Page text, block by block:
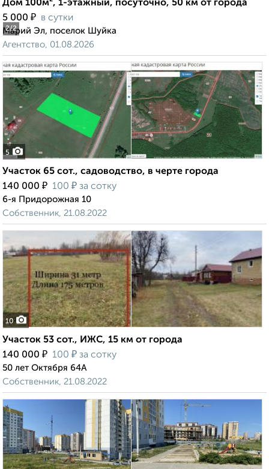
2/2
Дом 100м², 1-этажный, посуточно, 50 км от города
5 000 ₽ в сутки
Марий Эл, поселок Шуйка
Агентство, 01.08.2026
5
Участок 65 сот., садоводство, в черте города
140 000 ₽ 100 ₽ за сотку
6-я Придорожная 10
Собственник, 21.08.2022
10
Участок 53 сот., ИЖС, 15 км от города
140 000 ₽ 100 ₽ за сотку
50 лет Октября 64А
Собственник, 21.08.2022